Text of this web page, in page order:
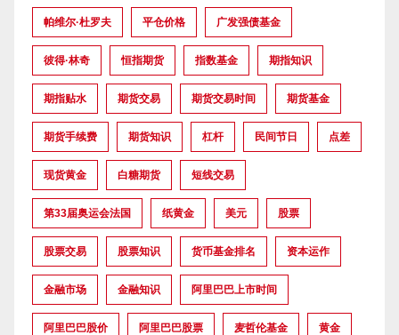
帕维尔·杜罗夫 平仓价格 广发强债基金
彼得·林奇 恒指期货 指数基金 期指知识
期指贴水 期货交易 期货交易时间 期货基金
期货手续费 期货知识 杠杆 民间节日 点差
现货黄金 白糖期货 短线交易
第33届奥运会法国 纸黄金 美元 股票
股票交易 股票知识 货币基金排名 资本运作
金融市场 金融知识 阿里巴巴上市时间
阿里巴巴股价 阿里巴巴股票 麦哲伦基金 黄金